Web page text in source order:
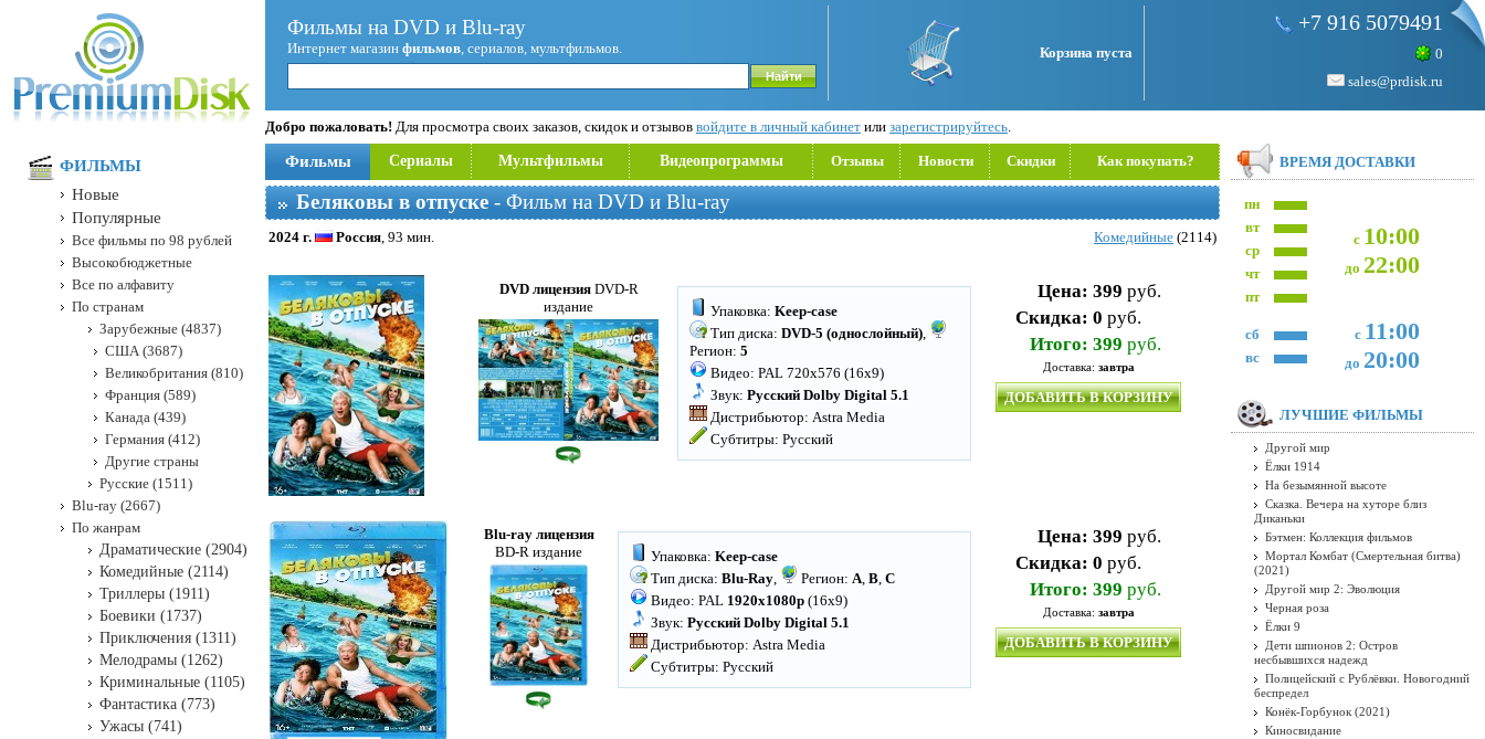
Фильмы на DVD и Blu-ray
Интернет магазин фильмов, сериалов, мультфильмов. Корзина пуста
+7 916 5079491
0
sales@prdisk.ru
Добро пожаловать! Для просмотра своих заказов, скидок и отзывов войдите в личный кабинет или зарегистрируйтесь.
Фильмы Сериалы Мультфильмы Видеопрограммы Отзывы Новости Скидки Как покупать?
Беляковы в отпуске - Фильм на DVD и Blu-ray
2024 г. Россия, 93 мин. Комедийные (2114)
DVD лицензияDVD-R
издание
Упаковка: Keep-case
Тип диска: DVD-5 (однослойный),
Регион: 5
Видео: PAL 720x576 (16x9)
Звук: Русский Dolby Digital 5.1
Дистрибьютор: Astra Media
Субтитры: Русский
Цена: 399 руб.
Скидка: 0 руб.
Итого: 399 руб.
Доставка: завтра
ДОБАВИТЬ В КОРЗИНУ
Blu-ray лицензия
BD-R издание
Упаковка: Keep-case
Тип диска: Blu-Ray, Регион: A, B, C
Видео: PAL 1920x1080p (16x9)
Звук: Русский Dolby Digital 5.1
Дистрибьютор: Astra Media
Субтитры: Русский
Цена: 399 руб.
Скидка: 0 руб.
Итого: 399 руб.
Доставка: завтра
ДОБАВИТЬ В КОРЗИНУ
ФИЛЬМЫ
Новые
Популярные
Все фильмы по 98 рублей
Высокобюджетные
Все по алфавиту
По странам
Зарубежные (4837)
США (3687)
Великобритания (810)
Франция (589)
Канада (439)
Германия (412)
Другие страны
Русские (1511)
Blu-ray (2667)
По жанрам
Драматические (2904)
Комедийные (2114)
Триллеры (1911)
Боевики (1737)
Приключения (1311)
Мелодрамы (1262)
Криминальные (1105)
Фантастика (773)
Ужасы (741)
ВРЕМЯ ДОСТАВКИ
пн
с 10:00
до 22:00
вт
ср
чт
пт
с 11:00
до 20:00
сб
вс
ЛУЧШИЕ ФИЛЬМЫ
Другой мир
Ёлки 1914
На безымянной высоте
Сказка. Вечера на хуторе близ
Диканьки
Бэтмен: Коллекция фильмов
Мортал Комбат (Смертельная битва)
(2021)
Другой мир 2: Эволюция
Черная роза
Ёлки 9
Дети шпионов 2: Остров
несбывшихся надежд
Полицейский с Рублёвки. Новогодний
беспредел
Конёк-Горбунок (2021)
Киносвидание